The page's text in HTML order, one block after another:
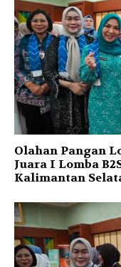
Olahan Pangan
Juara I Lomba
Kalimantan